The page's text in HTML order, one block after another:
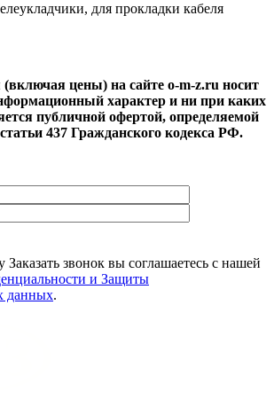
для прокладки кабeля
цены) на сайте o-m-z.ru носит
характер и ни при каких
публичной офертой, определяемой
437 Гражданского кодекса РФ.
звонок вы соглашаетесь с нашей
и Защиты
данных.